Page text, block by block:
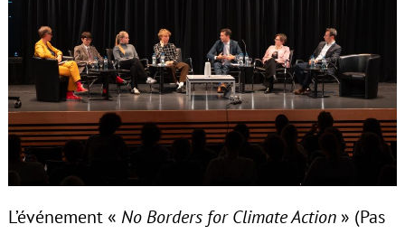
L’événement « No Borders for Climate Action» (Pas